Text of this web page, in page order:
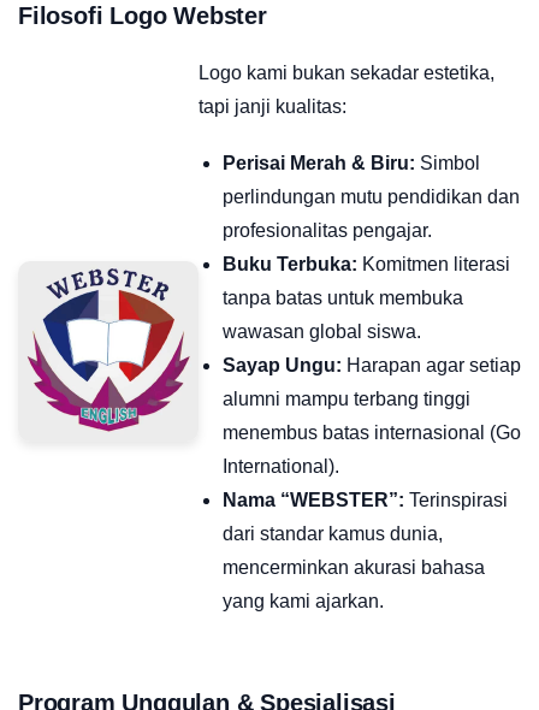
Filosofi Logo Webster
Logo kami bukan sekadar estetika,
tapi janji kualitas:
Perisai Merah & Biru: Simbol
perlindungan mutu pendidikan dan
profesionalitas pengajar.
Buku Terbuka: Komitmen literasi
tanpa batas untuk membuka
wawasan global siswa.
Sayap Ungu: Harapan agar setiap
alumni mampu terbang tinggi
menembus batas internasional (Go
International).
Nama “WEBSTER”: Terinspirasi
dari standar kamus dunia,
mencerminkan akurasi bahasa
yang kami ajarkan.
Program Unggulan & Spesialisasi